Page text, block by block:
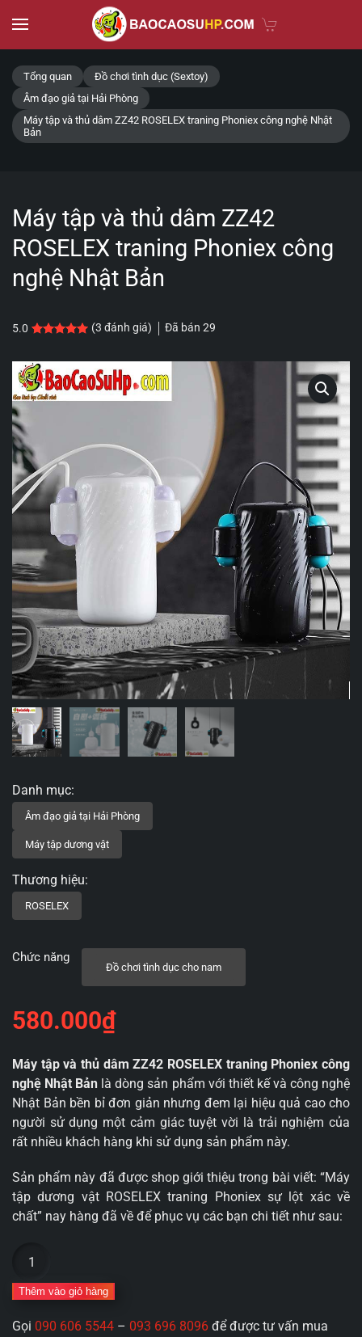
Skip to main content
Tổng quan
Đồ chơi tình dục (Sextoy)
Âm đạo giả tại Hải Phòng
Máy tập và thủ dâm ZZ42 ROSELEX traning Phoniex công nghệ Nhật
Bản
Máy tập và thủ dâm ZZ42
ROSELEX traning Phoniex công
nghệ Nhật Bản
5.0 5.0 trên 5 dựa trên
3 đánh giá
(3 đánh giá) Đã bán 29
Chức năng
Đồ chơi tình dục cho nam
580.000₫
Máy tập và thủ dâm ZZ42 ROSELEX traning Phoniex công
nghệ Nhật Bản là dòng sản phẩm với thiết kế và công nghệ
Nhật Bản bền bỉ đơn giản nhưng đem lại hiệu quả cao cho
người sử dụng một cảm giác tuyệt vời là trải nghiệm của
rất nhiều khách hàng khi sử dụng sản phẩm này.
Sản phẩm này đã được shop giới thiệu trong bài viết: “Máy
tập dương vật ROSELEX traning Phoniex sự lột xác về
chất” nay hàng đã về để phục vụ các bạn chi tiết như sau:
và
dâm
Thêm vào giỏ hàng
Gọi 090 606 5544 – 093 696 8096 để được tư vấn mua